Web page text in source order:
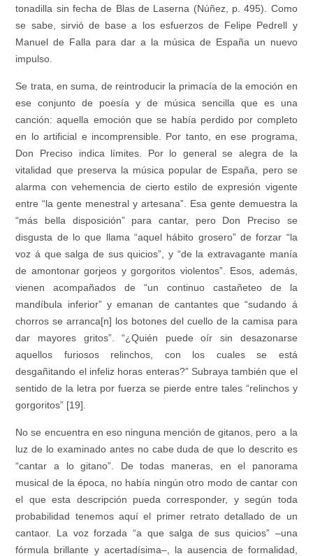
tonadilla sin fecha de Blas de Laserna (Núñez, p. 495). Como
se sabe, sirvió de base a los esfuerzos de Felipe Pedrell y
Manuel de Falla para dar a la música de España un nuevo
impulso.
Se trata, en suma, de reintroducir la primacía de la emoción en
ese conjunto de poesía y de música sencilla que es una
canción: aquella emoción que se había perdido por completo
en lo artificial e incomprensible. Por tanto, en ese programa,
Don Preciso indica límites. Por lo general se alegra de la
vitalidad que preserva la música popular de España, pero se
alarma con vehemencia de cierto estilo de expresión vigente
entre “la gente menestral y artesana”. Esa gente demuestra la
“más bella disposición” para cantar, pero Don Preciso se
disgusta de lo que llama “aquel hábito grosero” de forzar “la
voz á que salga de sus quicios”, y “de la extravagante manía
de amontonar gorjeos y gorgoritos violentos”. Esos, además,
vienen acompañados de “un continuo castañeteo de la
mandíbula inferior” y emanan de cantantes que “sudando á
chorros se arranca[n] los botones del cuello de la camisa para
dar mayores gritos”. “¿Quién puede oír sin desazonarse
aquellos furiosos relinchos, con los cuales se está
desgañitando el infeliz horas enteras?” Subraya también que el
sentido de la letra por fuerza se pierde entre tales “relinchos y
gorgoritos” [19].
No se encuentra en eso ninguna mención de gitanos, pero a la
luz de lo examinado antes no cabe duda de que lo descrito es
“cantar a lo gitano”. De todas maneras, en el panorama
musical de la época, no había ningún otro modo de cantar con
el que esta descripción pueda corresponder, y según toda
probabilidad tenemos aquí el primer retrato detallado de un
cantaor. La voz forzada “a que salga de sus quicios” –una
fórmula brillante y acertadísima–, la ausencia de formalidad,